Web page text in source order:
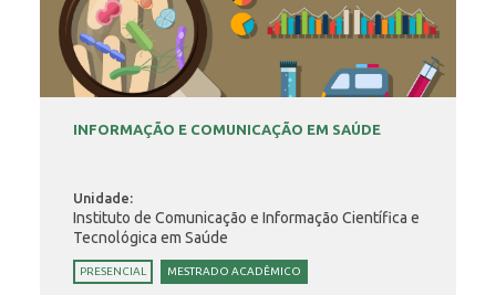
INFORMAÇÃO E COMUNICAÇÃO EM SAÚDE
Unidade:
Instituto de Comunicação e Informação Científica e
Tecnológica em Saúde
PRESENCIAL MESTRADO ACADÊMICO